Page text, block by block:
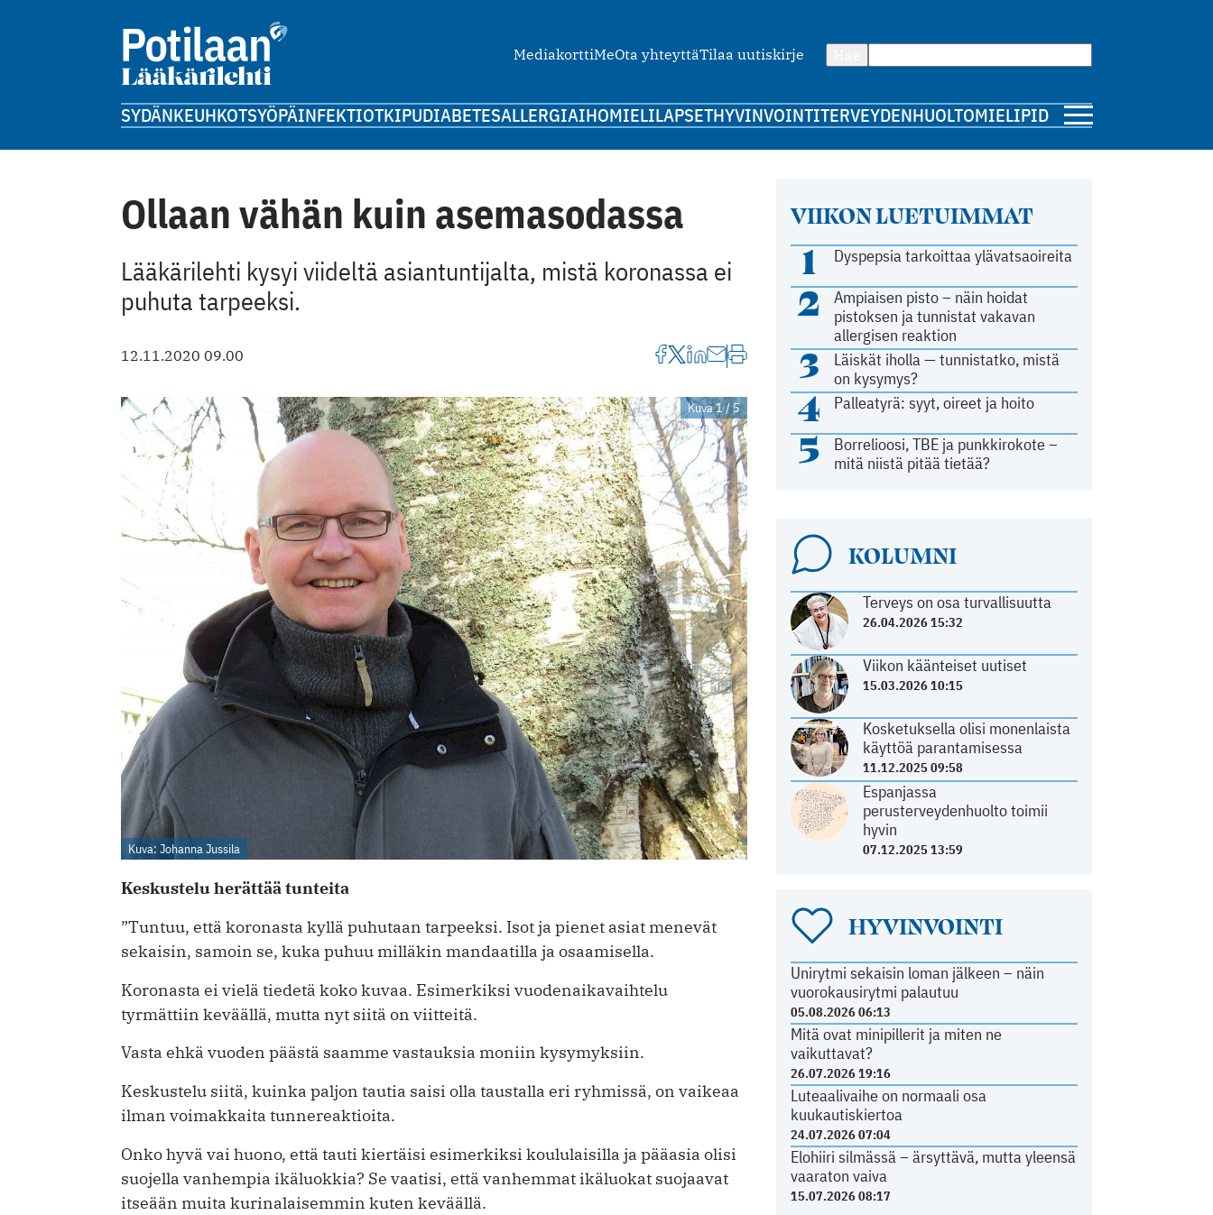
MediakorttiMeOta yhteyttäTilaa uutiskirje
SYDÄNKEUHKOTSYÖPÄINFEKTIOTKIPUDIABETESALLERGIAIHOMIELILAPSETHYVINVOINTITERVEYDENHUOLTOMIELIPIDE
VIIKON LUETUIMMAT
1 Dyspepsia tarkoittaa ylävatsaoireita
2
Ampiaisen pisto – näin hoidat
pistoksen ja tunnistat vakavan
allergisen reaktion
3
Läiskät iholla — tunnistatko, mistä
on kysymys?
4 Palleatyrä: syyt, oireet ja hoito
5
Borrelioosi, TBE ja punkkirokote –
mitä niistä pitää tietää?
KOLUMNI
Terveys on osa turvallisuutta
26.04.2026 15:32
Viikon käänteiset uutiset
15.03.2026 10:15
Kosketuksella olisi monenlaista
käyttöä parantamisessa
11.12.2025 09:58
Espanjassa
perusterveydenhuolto toimii
hyvin
07.12.2025 13:59
HYVINVOINTI
Unirytmi sekaisin loman jälkeen – näin
vuorokausirytmi palautuu
05.08.2026 06:13
Mitä ovat minipillerit ja miten ne
vaikuttavat?
26.07.2026 19:16
Luteaalivaihe on normaali osa
kuukautiskiertoa
24.07.2026 07:04
Elohiiri silmässä – ärsyttävä, mutta yleensä
vaaraton vaiva
15.07.2026 08:17
Ollaan vähän kuin asemasodassa
Lääkärilehti kysyi viideltä asiantuntijalta, mistä koronassa ei
puhuta tarpeeksi.
12.11.2020 09.00
Kuva 1 / 5
Kuva: Johanna Jussila
Keskustelu herättää tunteita
”Tuntuu, että koronasta kyllä puhutaan tarpeeksi. Isot ja pienet asiat menevät
sekaisin, samoin se, kuka puhuu milläkin mandaatilla ja osaamisella.
Koronasta ei vielä tiedetä koko kuvaa. Esimerkiksi vuodenaikavaihtelu
tyrmättiin keväällä, mutta nyt siitä on viitteitä.
Vasta ehkä vuoden päästä saamme vastauksia moniin kysymyksiin.
Keskustelu siitä, kuinka paljon tautia saisi olla taustalla eri ryhmissä, on vaikeaa
ilman voimakkaita tunnereaktioita.
Onko hyvä vai huono, että tauti kiertäisi esimerkiksi koululaisilla ja pääasia olisi
suojella vanhempia ikäluokkia? Se vaatisi, että vanhemmat ikäluokat suojaavat
itseään muita kurinalaisemmin kuten keväällä.